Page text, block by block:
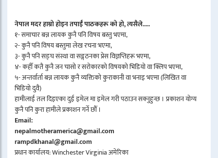
नेपाल मदर हाम्रो होइन तपाईँ पाठकहरू को हो, त्यसैले.....
१- समाचार बन्न लायक कुनै पनि विषय बस्तु भएमा,
२- कुनै पनि विषय बस्तुमा लेख रचना भएमा,
३- कुनै पनि सङ्घ संस्था वा सङ्गठनका प्रेस विज्ञप्तिहरू भएमा,
४- कहीँ कतै कुनै जन चासो र सरोकारको विषयको भिडियो वा क्लिप भएमा,
५- अन्तर्वार्ता बन्न लायक कुनै व्यक्तिको कुराकानी वा भनाइ भएमा (लिखित वा
भिडियो दुवै)
हामीलाई तल दिइएका दुई इमेल मा इमेल गरी पठाउन सक्नुहुन्छ । प्रकाशन योग्य
कुनै पनि कुरा हामीले प्रकाशन गर्ने छौँ ।
Email:
nepalmotheramerica@gmail.com
rampdkhanal@gmail.com
प्रधान कार्यालय: Winchester Virginia अमेरिका